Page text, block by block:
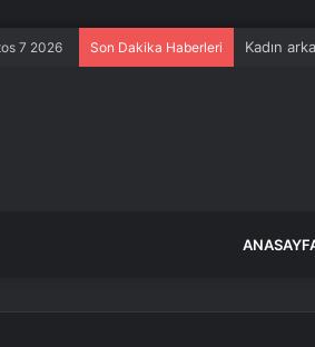
7 2026 Son Dakika Haberleri Kadın